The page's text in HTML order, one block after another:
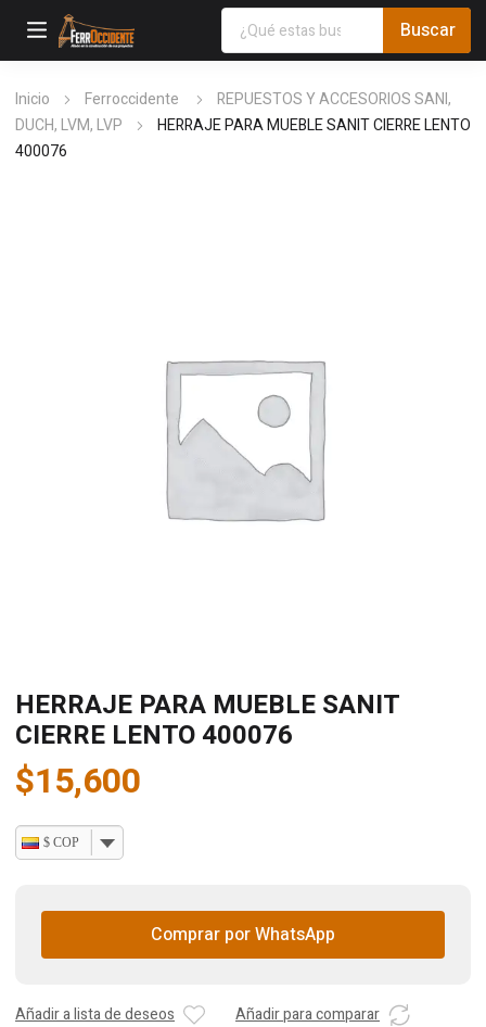
Inicio Ferroccidente
REPUESTOS Y ACCESORIOS SANI,
DUCH, LVM, LVP
HERRAJE PARA MUEBLE SANIT CIERRE LENTO
400076
HERRAJE PARA MUEBLE SANIT
CIERRE LENTO 400076
$15,600
$ COP
Comprar por WhatsApp
Añadir a lista de deseos Añadir para comparar